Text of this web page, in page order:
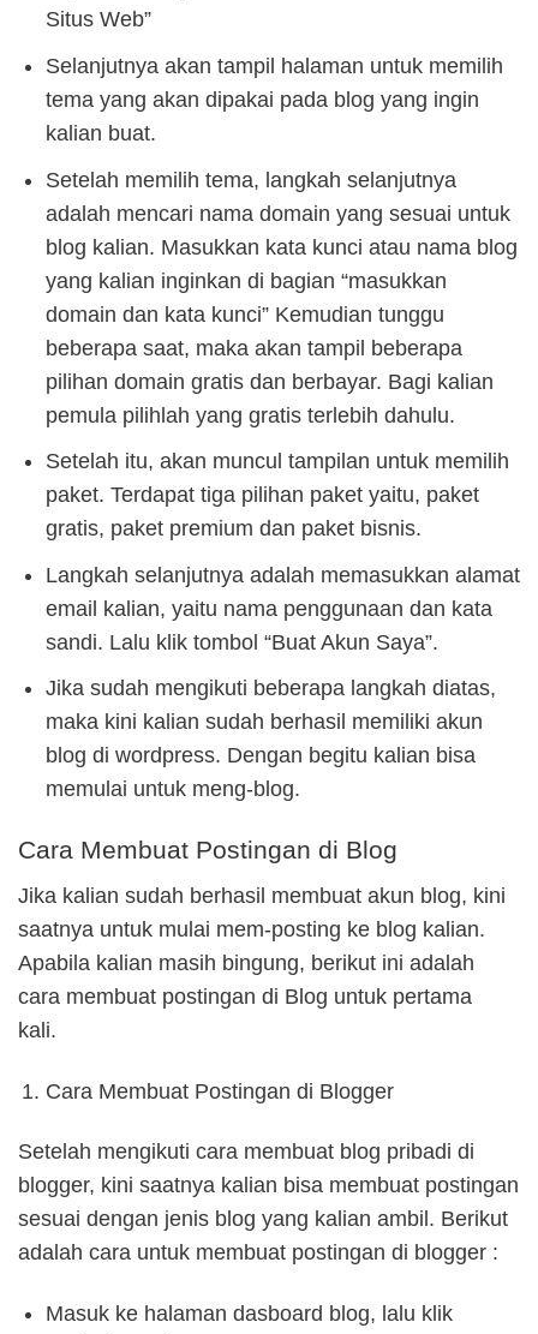
Situs Web”
Selanjutnya akan tampil halaman untuk memilih
tema yang akan dipakai pada blog yang ingin
kalian buat.
Setelah memilih tema, langkah selanjutnya
adalah mencari nama domain yang sesuai untuk
blog kalian. Masukkan kata kunci atau nama blog
yang kalian inginkan di bagian “masukkan
domain dan kata kunci” Kemudian tunggu
beberapa saat, maka akan tampil beberapa
pilihan domain gratis dan berbayar. Bagi kalian
pemula pilihlah yang gratis terlebih dahulu.
Setelah itu, akan muncul tampilan untuk memilih
paket. Terdapat tiga pilihan paket yaitu, paket
gratis, paket premium dan paket bisnis.
Langkah selanjutnya adalah memasukkan alamat
email kalian, yaitu nama penggunaan dan kata
sandi. Lalu klik tombol “Buat Akun Saya”.
Jika sudah mengikuti beberapa langkah diatas,
maka kini kalian sudah berhasil memiliki akun
blog di wordpress. Dengan begitu kalian bisa
memulai untuk meng-blog.
Cara Membuat Postingan di Blog
Jika kalian sudah berhasil membuat akun blog, kini
saatnya untuk mulai mem-posting ke blog kalian.
Apabila kalian masih bingung, berikut ini adalah
cara membuat postingan di Blog untuk pertama
kali.
Cara Membuat Postingan di Blogger
Setelah mengikuti cara membuat blog pribadi di
blogger, kini saatnya kalian bisa membuat postingan
sesuai dengan jenis blog yang kalian ambil. Berikut
adalah cara untuk membuat postingan di blogger :
Masuk ke halaman dasboard blog, lalu klik